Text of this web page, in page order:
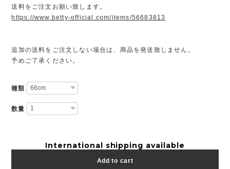
送料をご注文お願い致します。
https://www.betty-official.com/items/56683813
追加の送料をご注文しない場合は、商品を発送致しません。
予めご了承ください。
種類
数量
International shipping available
Add to cart